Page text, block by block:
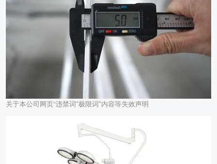
关于本公司网页“违禁词”极限词”内容等失效声明